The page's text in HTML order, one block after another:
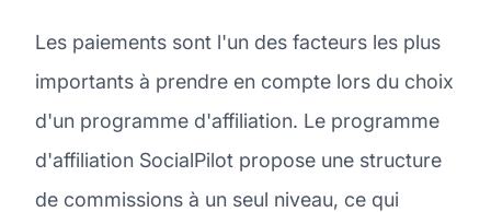
Les paiements sont l'un des facteurs les plus
importants à prendre en compte lors du choix
d'un programme d'affiliation. Le programme
d'affiliation SocialPilot propose une structure
de commissions à un seul niveau, ce qui